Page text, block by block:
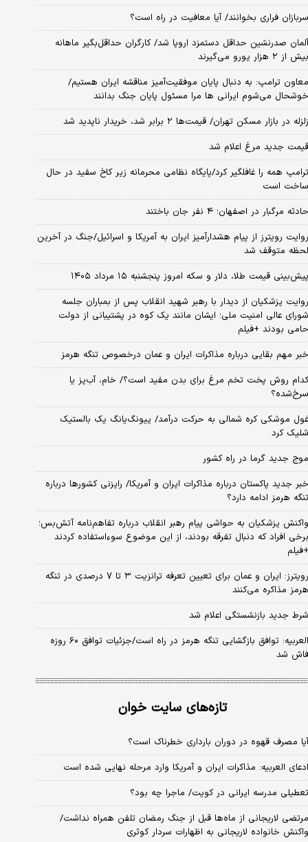
سربازان فراری بخوانند/ آیا معافیت در راه است؟
آلمان صدرنشین حداقل دستمزد اروپا شد/ کارگران حداقل‌بگیر ماهانه
بیش از ۲ هزار یورو می‌گیرند
معاون ترامپ: به دنبال پایان موفقیت‌آمیز مناقشه ایران هستیم/
خوشحال می‌شوم ایرانی ها مرا مسئول پایان جنگ بدانند
زلزله در بازار مسکن تهران/ قیمت‌ها ۲ برابر شد، خریدار ناپدید شد
قیمت جدید مرغ اعلام شد
ترامپ همه را غافلگیر کرد/پایگاه نظامی محرمانه زیر کاخ سفید در حال
ساخت است
حادثه مرگبار در اصفهان؛ ۴ نفر جان باختند
روایت رویترز از پیام هشدارآمیز ایران به آمریکا و اسرائیل/جنگ در آخرین
لحظه متوقف شد
پیش‌بینی قیمت طلا، دلار و سکه امروز پنجشنبه ۱۵ مرداد ۱۴۰۵
روایت پزشکیان از دیدار با رهبر شهید انقلاب پس از بمباران جلسه
شورای عالی امنیت ملی؛ ایشان مانند یک کوه در پشتیبانی از دولت
حامی بودند +فیلم
خبر مهم بقایی درباره مذاکرات ایران و عمان درخصوص تنگه هرمز
کدام روش پخت تخم مرغ برای بدن مفید است؟/ خام، آب‌پز یا
سرخ‌شده؟
غول موشکی کره شمالی به حرکت درآمد/ پیونگ‌یانگ یک بالستیک
شلیک کرد
موج جدید گرما در راه کشور
خبر جدید پاکستان درباره مذاکرات ایران و آمریکا/ رایزنی کشورها درباره
تنگه هرمز ادامه دارد؟
واکنش پزشکیان به حواشی پیام رهبر انقلاب درباره تفاهم‌نامه آتش‌بس؛
برخی افراد که دنبال تفرقه بودند، از این موضوع سوءاستفاده کردند
+فیلم
رویترز: ایران و عمان برای تعیین تعرفه ترانزیت ۳ تا ۷ درصدی در تنگه
هرمز مذاکره می‌کنند
شرط جدید بازنشستگی اعلام شد
العربیه: توافق بازگشایی تنگه هرمز در راه است/جزئیات توافق ۶۰ روزه
فاش شد
تازه‌های سایت خوان
آیا مصرف قهوه در دوران بارداری خطرناک است؟
ادعای العربیه: مذاکرات ایران و آمریکا وارد مرحله نهایی شده است
تعطیلی مدرسه ایرانی در کویت/ ماجرا چه بود؟
مرتضی لاریجانی از ماه‌ها قبل از جنگ رمضان تلفن همراه نداشت/
واکنش خانواده لاریجانی به اظهارات سردار کوثری